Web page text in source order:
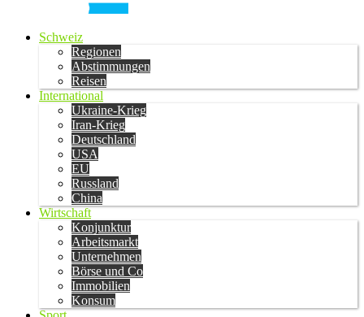
Schweiz
Regionen
Abstimmungen
Reisen
International
Ukraine-Krieg
Iran-Krieg
Deutschland
USA
EU
Russland
China
Wirtschaft
Konjunktur
Arbeitsmarkt
Unternehmen
Börse und Co
Immobilien
Konsum